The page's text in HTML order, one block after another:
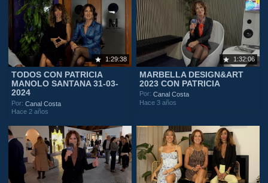
1:29:38
TODOS CON PATRICIA
MANOLO SANTANA 31-03-
2024
Por:Canal Costa
Hace 2 años
1:32:06
MARBELLA DESIGN&ART
2023 CON PATRICIA
Por:Canal Costa
Hace 3 años